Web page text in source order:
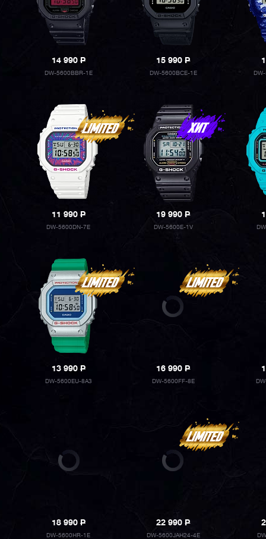
14 990P
DW-5600BBR-1E
15 990P
DW-5600BCE-1E
11 990P
DW-5600DN-7E
19 990P
DW-5600E-1V
13 990P
DW-5600EU-8A3
16 990P
DW-5600FF-8E
18 990P
DW-5600HR-1E
22 990P
DW-5600JAH24-4E